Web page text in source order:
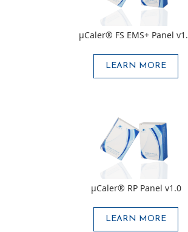
μCaler® FS EMS+ Panel
LEARN MORE
μCaler® RP Panel v1.0
LEARN MORE